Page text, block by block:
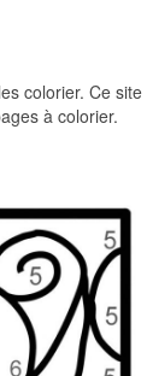
colorier. Ce site
à colorier.